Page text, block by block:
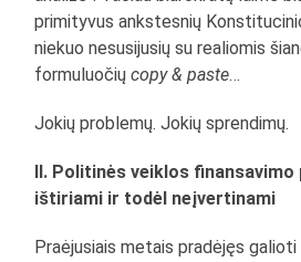
primityvus ankstesnių
niekuo nesusijusių su realiomis
formuluočiųcopy & paste…
Jokių problemų. Jokių sprendimų.
II. Politinės veiklos
ištiriami ir todėl neįvertinami
Praėjusiais metais pradėjęs